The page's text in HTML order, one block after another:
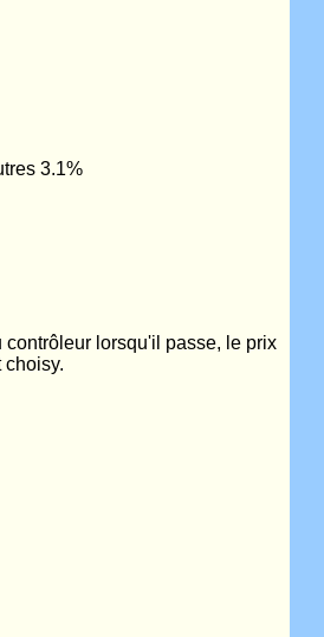
3.1%
lorsqu'il passe, le prix
choisy.